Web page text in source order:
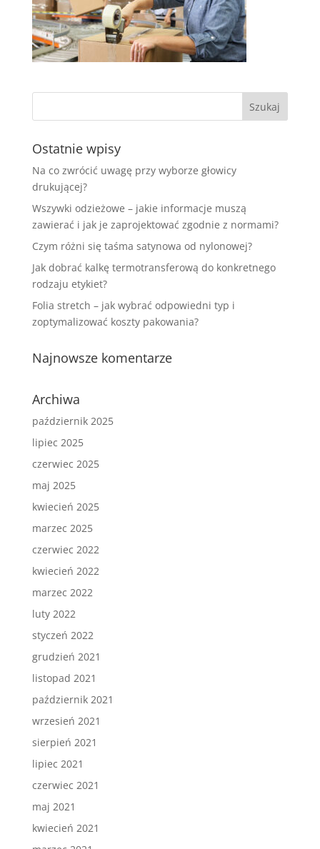
Ostatnie wpisy
Na co zwrócić uwagę przy wyborze głowicy
drukującej?
Wszywki odzieżowe – jakie informacje muszą
zawierać i jak je zaprojektować zgodnie z normami?
Czym różni się taśma satynowa od nylonowej?
Jak dobrać kalkę termotransferową do konkretnego
rodzaju etykiet?
Folia stretch – jak wybrać odpowiedni typ i
zoptymalizować koszty pakowania?
Najnowsze komentarze
Archiwa
październik 2025
lipiec 2025
czerwiec 2025
maj 2025
kwiecień 2025
marzec 2025
czerwiec 2022
kwiecień 2022
marzec 2022
luty 2022
styczeń 2022
grudzień 2021
listopad 2021
październik 2021
wrzesień 2021
sierpień 2021
lipiec 2021
czerwiec 2021
maj 2021
kwiecień 2021